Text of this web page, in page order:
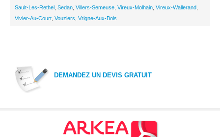
Sault-Les-Rethel Sedan Villers-Semeuse Vireux-Molhain Vireux-Wallerand
Vivier-Au-Court Vouziers Vrigne-Aux-Bois
DEMANDEZ UN DEVIS GRATUIT